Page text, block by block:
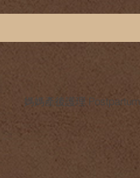
媽媽產後護理